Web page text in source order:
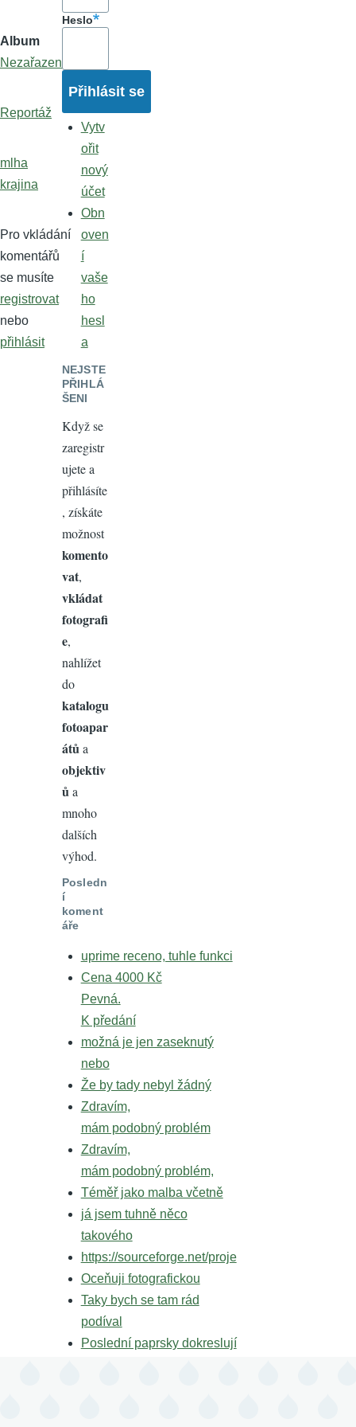
Album
Nezařazené
Reportáž
mlha
krajina
Pro vkládání
komentářů
se musíte
registrovat
nebo
přihlásit
Heslo
Vytv
ořit
nový
účet
Obn
oven
í
vaše
ho
hesl
a
NEJSTE
PŘIHLÁ
ŠENI
Když se
zaregistr
ujete a
přihlásíte
, získáte
možnost
komento
vat,
vkládat
fotografi
e,
nahlížet
do
katalogu
fotoapar
átů a
objektiv
ů a
mnoho
dalších
výhod.
Posledn
í
koment
áře
uprime receno, tuhle funkci
Cena 4000 Kč
Pevná.
K předání
možná je jen zaseknutý
nebo
Že by tady nebyl žádný
Zdravím,
mám podobný problém
Zdravím,
mám podobný problém,
Téměř jako malba včetně
já jsem tuhně něco
takového
https://sourceforge.net/proje
Oceňuji fotografickou
Taky bych se tam rád
podíval
Poslední paprsky dokreslují